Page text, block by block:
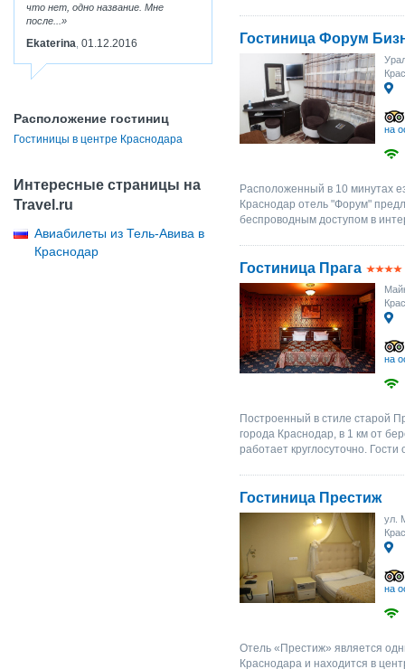
что нет, одно название. Мне
после...
Ekaterina 01.12.2016
Расположение гостиниц
Гостиницы в центре Краснодара
Интересные страницы на
Travel.ru
Авиабилеты из Тель-Авива в
Краснодар
Гостиница Форум
на
Расположенный в 10 минутах
Краснодар отель "Форум"
беспроводным доступом в
Гостиница Прага
на
Построенный в стиле старой
города Краснодар, в 1 км от
работает круглосуточно. Гости
Гостиница Престиж
ул.
на
Отель «Престиж» является
Краснодара и находится в